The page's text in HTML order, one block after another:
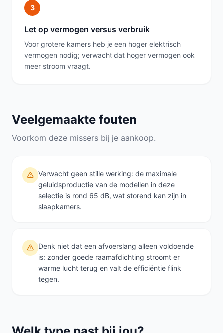
3
Let op vermogen versus verbruik
Voor grotere kamers heb je een hoger elektrisch
vermogen nodig; verwacht dat hoger vermogen ook
meer stroom vraagt.
Veelgemaakte fouten
Voorkom deze missers bij je aankoop.
Verwacht geen stille werking: de maximale
geluidsproductie van de modellen in deze
selectie is rond 65 dB, wat storend kan zijn in
slaapkamers.
Denk niet dat een afvoerslang alleen voldoende
is: zonder goede raamafdichting stroomt er
warme lucht terug en valt de efficiëntie flink
tegen.